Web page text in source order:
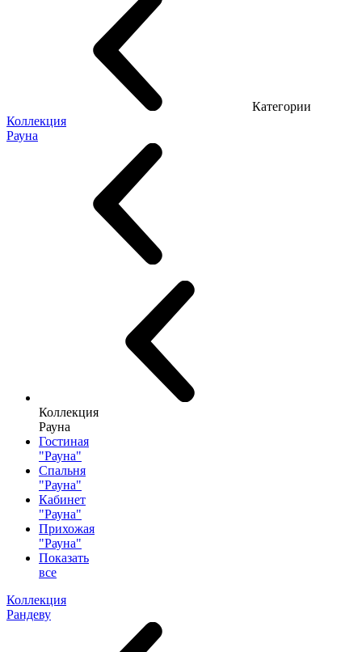
Категории
Коллекция
Рауна
Коллекция
Рауна
Гостиная
"Рауна"
Спальня
"Рауна"
Кабинет
"Рауна"
Прихожая
"Рауна"
Показать
все
Коллекция
Рандеву